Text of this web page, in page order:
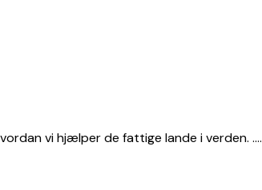
vi hjælper de fattige lande i verden. ….